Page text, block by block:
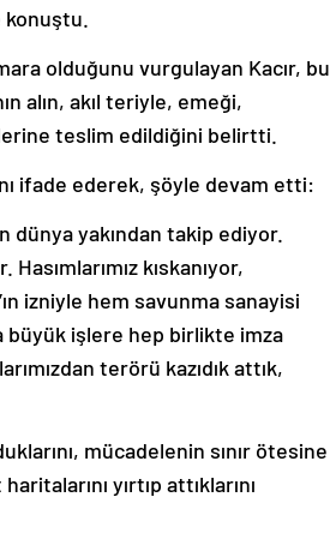
konuştu.
olduğunu vurgulayan Kacır, bu
alın, akıl teriyle, emeği,
teslim edildiğini belirtti.
ifade ederek, şöyle devam etti:
dünya yakından takip ediyor.
kıskanıyor,
izniyle hem savunma sanayisi
büyük işlere hep birlikte imza
terörü kazıdık attık,
mücadelenin sınır ötesine
yırtıp attıklarını